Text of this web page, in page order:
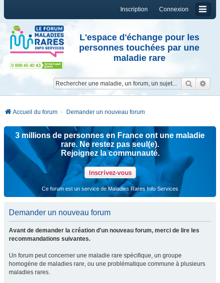
Connexion
Inscription
L'espace d'échange pour les
personnes touchées par une
maladie rare
Accueil du forum Demander un nouveau forum
3 millions de personnes en France ont une maladie
rare. Ne restez pas seul(e).
Rejoignez la communauté.
Inscrivez-vous
Ce forum est un service de Maladies Rares Info Services
Demander un nouveau forum
Avant de demander la création d'un nouveau forum, merci de lire les
recommandations suivantes.
Un forum peut concerner une maladie rare spécifique, un groupe
homogène de maladies rare, ou une problématique commune à plusieurs
maladies rares.